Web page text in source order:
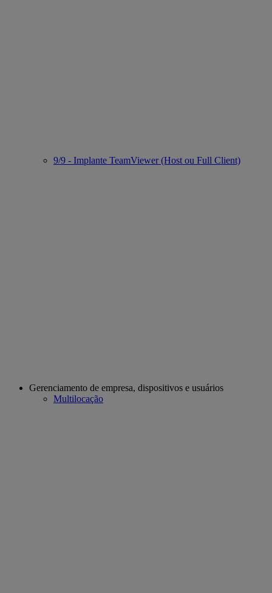
9/9 - Implante TeamViewer (Host ou Full Client)
Gerenciamento de empresa, dispositivos e usuários
Multilocação